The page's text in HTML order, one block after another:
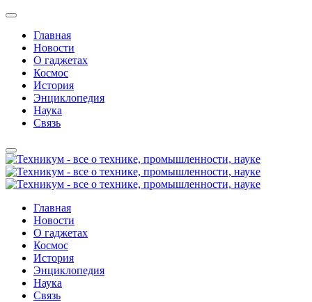
Главная
Новости
О гаджетах
Космос
История
Энциклопедия
Наука
Связь
Главная
Новости
О гаджетах
Космос
История
Энциклопедия
Наука
Связь